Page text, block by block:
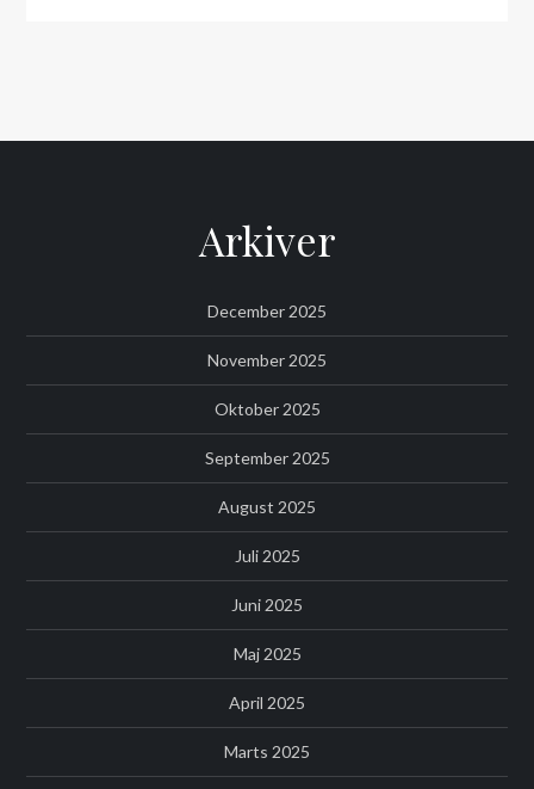
Arkiver
December 2025
November 2025
Oktober 2025
September 2025
August 2025
Juli 2025
Juni 2025
Maj 2025
April 2025
Marts 2025